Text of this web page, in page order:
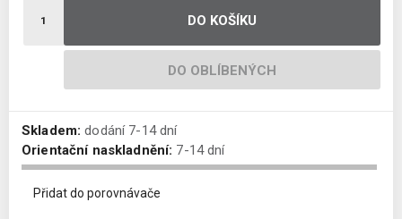
DO KOŠÍKU
DO OBLÍBENÝCH
Skladem: dodání 7-14 dní
Orientační naskladnění: 7-14 dní
Přidat do porovnávače